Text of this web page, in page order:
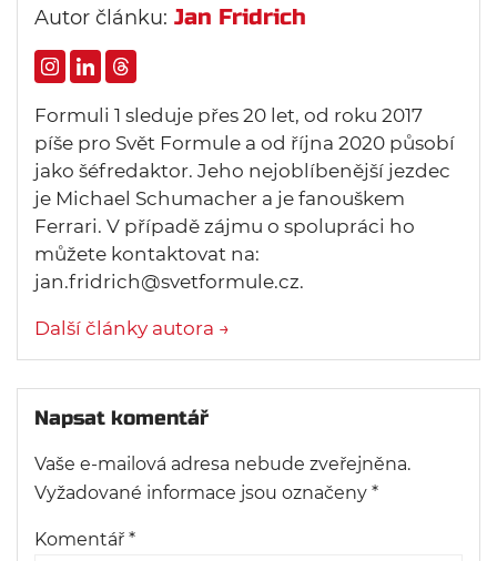
Autor článku: Jan Fridrich
Formuli 1 sleduje přes 20 let, od roku 2017
píše pro Svět Formule a od října 2020 působí
jako šéfredaktor. Jeho nejoblíbenější jezdec
je Michael Schumacher a je fanouškem
Ferrari. V případě zájmu o spolupráci ho
můžete kontaktovat na:
jan.fridrich@svetformule.cz.
Další články autora →
Napsat komentář
Vaše e-mailová adresa nebude zveřejněna.
Vyžadované informace jsou označeny *
Komentář *